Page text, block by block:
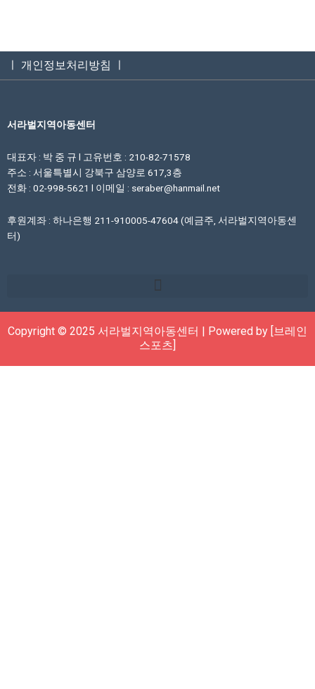
ㅣ 개인정보처리방침 ㅣ
서라벌지역아동센터
대표자 : 박 중 규 l 고유번호 : 210-82-71578
주소 : 서울특별시 강북구 삼양로 617,3층
전화 : 02-998-5621 l 이메일 : seraber@hanmail.net
후원계좌 : 하나은행 211-910005-47604 (예금주, 서라벌지역아동센
터)
Copyright © 2025 서라벌지역아동센터 | Powered by [브레인
스포츠]